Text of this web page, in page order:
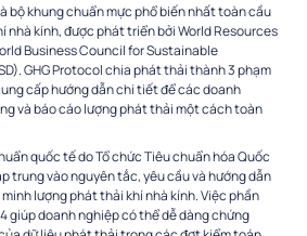
bộ khung chuẩn mực phổ biến nhất toàn cầu
nhà kính, được phát triển bởi World Resources
Business Council for Sustainable
GHG Protocol chia phát thải thành 3 phạm
cấp hướng dẫn chi tiết để các doanh
và báo cáo lượng phát thải một cách toàn
quốc tế do Tổ chức Tiêu chuẩn hóa Quốc
trung vào nguyên tắc, yêu cầu và hướng dẫn
lượng phát thải khí nhà kính. Việc phần
giúp doanh nghiệp có thể dễ dàng chứng